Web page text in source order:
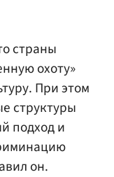
страны
охоту»
При этом
структуры
подход и
он.